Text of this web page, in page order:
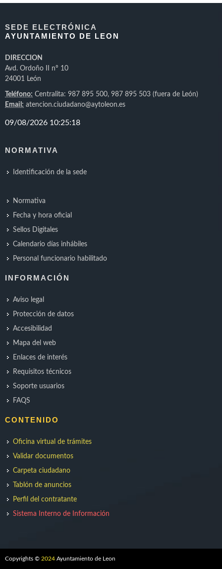
SEDE ELECTRÓNICA
AYUNTAMIENTO DE LEON
DIRECCION
Avd. Ordoño II nº 10
24001 León
Teléfono: Centralita: 987 895 500, 987 895 503 (fuera de León)
Email: atencion.ciudadano@aytoleon.es
NORMATIVA
Identificación de la sede
Normativa
Fecha y hora oficial
Sellos Digitales
Calendario días inhábiles
Personal funcionario habilitado
INFORMACIÓN
Aviso legal
Protección de datos
Accesibilidad
Mapa del web
Enlaces de interés
Requisitos técnicos
Soporte usuarios
FAQS
CONTENIDO
Oficina virtual de trámites
Validar documentos
Carpeta ciudadano
Tablón de anuncios
Perfil del contratante
Sistema Interno de Información
Copyrights © 2024 Ayuntamiento de Leon